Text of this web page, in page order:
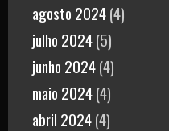
agosto 2024(4)
julho 2024(5)
junho 2024(4)
maio 2024(4)
abril 2024(4)